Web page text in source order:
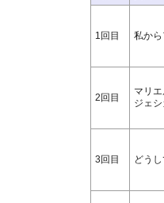
1回目 私か
2回目
マリ
ジェ
3回目 どう